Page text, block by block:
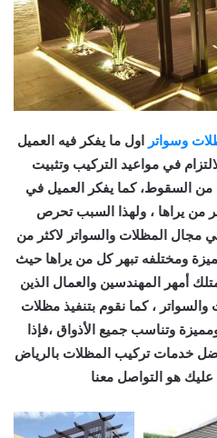
وسواتر اول ما يفكر فيه العميل
في مواعيد التركيب وتثبيت
من السقوط، كما يفكر العميل في
من يراها ، ولهذا السبب تحرص
المظلات والسواتر لاكثر من
ومختلفه تبهر كل من يراها حيث
أمهر المهندسين والعمال الذين
، كما نقوم بتنفيذ مظلات
وتناسب جميع الأذواق ،فإذا
خدمات تركيب المظلات بالرياض